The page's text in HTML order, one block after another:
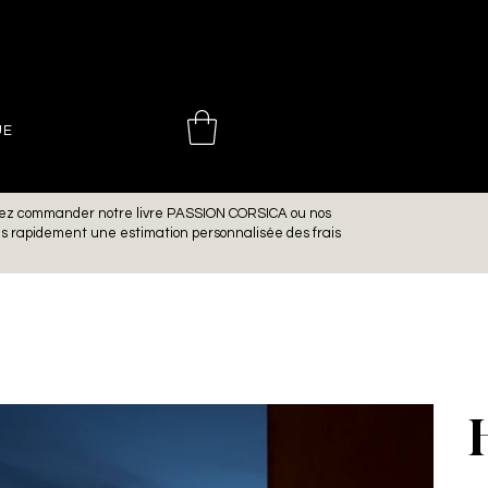
notre livre PASSION CORSICA ou nos
rapidement une estimation personnalisée des frais